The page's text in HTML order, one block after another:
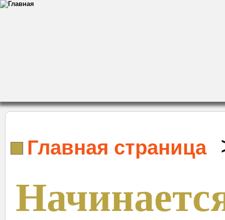
Главная страница